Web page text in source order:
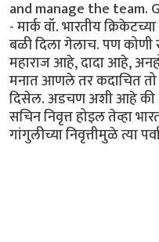
and manage the team.
- मार्क वॉ. भारतीय
बळी दिला गेलाच. पण
महाराज आहे, दादा आहे,
मनात आणले तर कदाचित तो
दिसेल. अडचण अशी आहे की
सचिन निवृत्त होइल तेव्हा
गांगुलीच्या निवृत्तीमुळे त्या